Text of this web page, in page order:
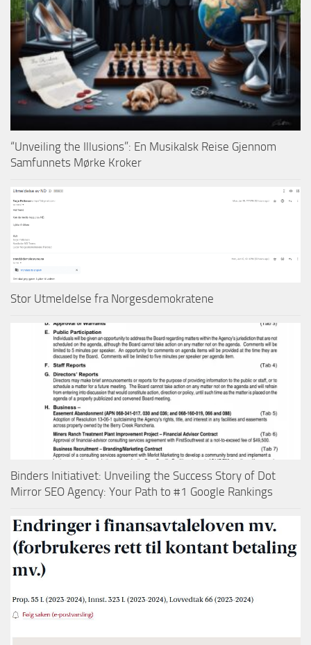
“Unveiling the Illusions”: En Musikalsk Reise Gjennom
Samfunnets Mørke Kroker
Stor Utmeldelse fra Norgesdemokratene
Binders Initiativet: Unveiling the Success Story of Dot
Mirror SEO Agency: Your Path to #1 Google Rankings